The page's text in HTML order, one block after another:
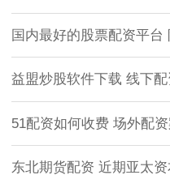
国内最好的股票配资平
益盟炒股软件下载 线下
51配资如何收费 场外配
东北期货配资 近期亚太